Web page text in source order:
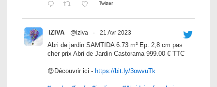
Twitter
IZIVA @iziva · 21 Avr 2023
Abri de jardin SAMTIDA 6.73 m² Ep. 2,8 cm pas
cher prix Abri de Jardin Castorama 999.00 € TTC
😍Découvrir ici - https://bit.ly/3owvuTk